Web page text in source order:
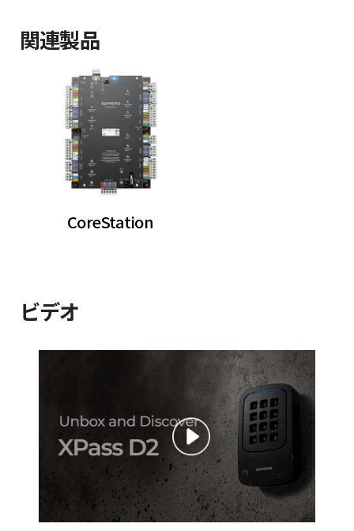
関連製品
CoreStation
ビデオ